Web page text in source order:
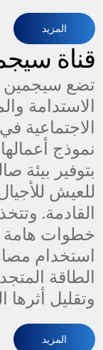
المزيد
قناة
تضع سيجمين
الاستدامة
الاجتماعية
نموذج
بتوفير بيئة
للعيش
القادمة. وتتخذ
خطوات هامة
استخدام
الطاقة
وتقليل أثرها
المزيد